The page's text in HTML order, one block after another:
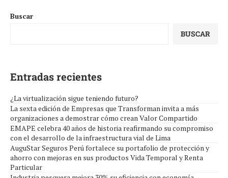
Buscar
BUSCAR
Entradas recientes
¿La virtualización sigue teniendo futuro?
La sexta edición de Empresas que Transforman invita a más
organizaciones a demostrar cómo crean Valor Compartido
EMAPE celebra 40 años de historia reafirmando su compromiso
con el desarrollo de la infraestructura vial de Lima
AuguStar Seguros Perú fortalece su portafolio de protección y
ahorro con mejoras en sus productos Vida Temporal y Renta
Particular